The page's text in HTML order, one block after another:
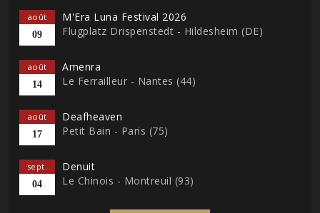
août
09
M'Era Luna Festival 2026
Flugplatz Drispenstedt - Hildesheim (DE)
août
14
Amenra
Le Ferrailleur - Nantes (44)
août
17
Deafheaven
Petit Bain - Paris (75)
sept.
04
Denuit
Le Chinois - Montreuil (93)